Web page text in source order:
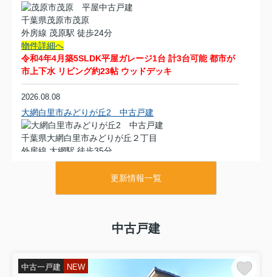
千葉県茂原市茂原
外房線 茂原駅 徒歩24分
物件詳細へ
令和4年4月築5SLDK平屋ガレージ1台 計3台可能 都市が
市上下水 リビング約23帖 ウッドデッキ
2026.08.08
大網白里市みどりが丘2 中古戸建
千葉県大網白里市みどりが丘２丁目
外房線 大網駅 徒歩35分
物件詳細へ
内装リフォーム令和8年8月 都市ガス上下水 セキスイハ
大網白里市みどりが丘2 平屋中古戸建
外房線 大網駅 徒歩37分
更新情報一覧
中古戸建
中古一戸建 NEW